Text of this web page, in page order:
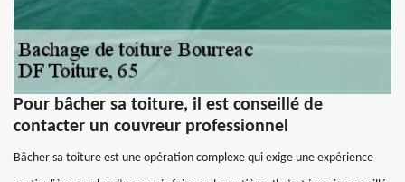
Pour bâcher sa toiture, il est conseillé de
contacter un couvreur professionnel
Bâcher sa toiture est une opération complexe qui exige une expérience